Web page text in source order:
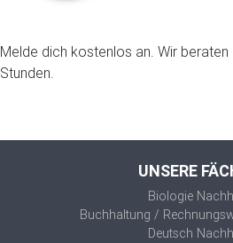
Melde dich kostenlos an. Wir
Stunden.
UNSERE
Biologie
Buchhaltung /
Deutsch